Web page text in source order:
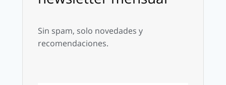
Sin spam, solo novedades y
recomendaciones.